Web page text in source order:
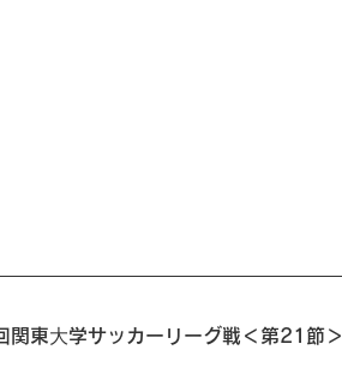
東⼤学サッカーリーグ戦＜第21節＞